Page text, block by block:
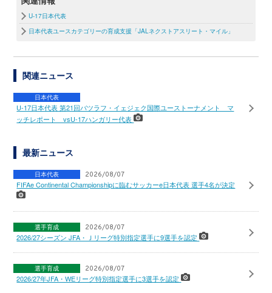
U-17日本代表
日本代表ユースカテゴリーの育成支援「JALネクストアスリート・マイル」
関連ニュース
日本代表
U-17日本代表 第21回バツラフ・イェジェク国際ユーストーナメント マ
ッチレポート vsU-17ハンガリー代表
最新ニュース
日本代表 2026/08/07
FIFAe Continental Championshipに臨むサッカーe日本代表 選手4名が決定
選手育成 2026/08/07
2026/27シーズン JFA・Ｊリーグ特別指定選手に9選手を認定
選手育成 2026/08/07
2026/27年JFA・WEリーグ特別指定選手に3選手を認定